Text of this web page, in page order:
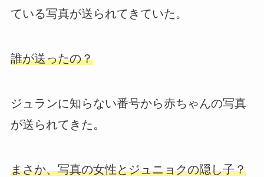
ている写真が送られてきていた。
誰が送ったの？
ジュランに知らない番号から赤ちゃんの写真
が送られてきた。
まさか、写真の女性とジュニョクの隠し子？